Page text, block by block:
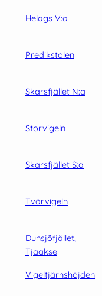
Helags V:a
Predikstolen
Skarsfjället N:a
Storvigeln
Skarsfjället S:a
Tvärvigeln
Dunsjöfjället,
Tjaakse
Vigeltjärnshöjden